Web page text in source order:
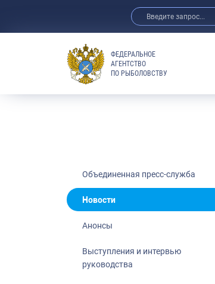
ФЕДЕРАЛЬНОЕ
АГЕНТСТВО
ПО РЫБОЛОВСТВУ
Объединенная пресс-служба
Новости
Анонсы
Выступления и интервью
руководства